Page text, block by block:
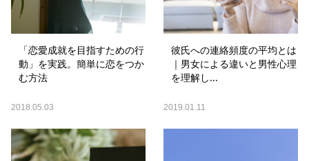
「恋愛成就を目指すための行
動」を実践。簡単に恋をつか
む方法
2018.05.03
彼氏への連絡頻度の平均とは
｜男女による違いと男性心理
を理解し...
2019.01.11